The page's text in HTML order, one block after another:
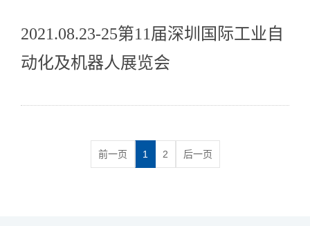
2021.08.23-25第11届深圳国际工业自
动化及机器人展览会
前一页 1 2 后一页